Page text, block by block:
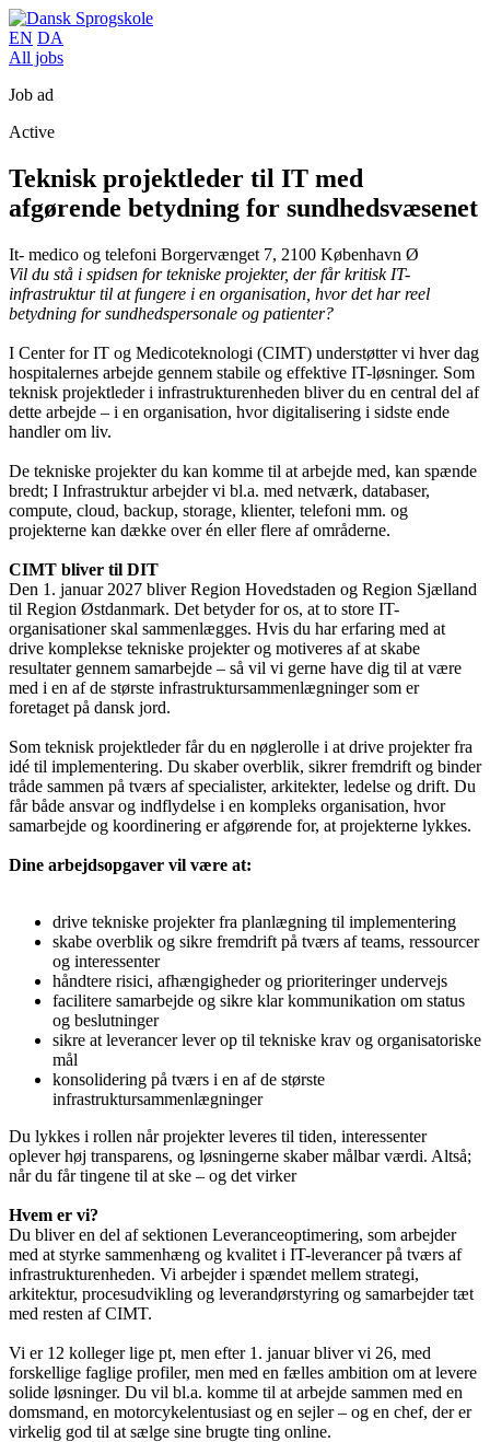
EN DA
All jobs
Job ad
Active
Teknisk projektleder til IT med
afgørende betydning for sundhedsvæsenet
It- medico og telefoni Borgervænget 7, 2100 København Ø
Vil du stå i spidsen for tekniske projekter, der får kritisk IT-
infrastruktur til at fungere i en organisation, hvor det har reel
betydning for sundhedspersonale og patienter?
I Center for IT og Medicoteknologi (CIMT) understøtter vi hver dag
hospitalernes arbejde gennem stabile og effektive IT-løsninger. Som
teknisk projektleder i infrastrukturenheden bliver du en central del af
dette arbejde – i en organisation, hvor digitalisering i sidste ende
handler om liv.
De tekniske projekter du kan komme til at arbejde med, kan spænde
bredt; I Infrastruktur arbejder vi bl.a. med netværk, databaser,
compute, cloud, backup, storage, klienter, telefoni mm. og
projekterne kan dække over én eller flere af områderne.
CIMT bliver til DIT
Den 1. januar 2027 bliver Region Hovedstaden og Region Sjælland
til Region Østdanmark. Det betyder for os, at to store IT-
organisationer skal sammenlægges. Hvis du har erfaring med at
drive komplekse tekniske projekter og motiveres af at skabe
resultater gennem samarbejde – så vil vi gerne have dig til at være
med i en af de største infrastruktursammenlægninger som er
foretaget på dansk jord.
Som teknisk projektleder får du en nøglerolle i at drive projekter fra
idé til implementering. Du skaber overblik, sikrer fremdrift og binder
tråde sammen på tværs af specialister, arkitekter, ledelse og drift. Du
får både ansvar og indflydelse i en kompleks organisation, hvor
samarbejde og koordinering er afgørende for, at projekterne lykkes.
Dine arbejdsopgaver vil være at:
drive tekniske projekter fra planlægning til implementering
skabe overblik og sikre fremdrift på tværs af teams, ressourcer
og interessenter
håndtere risici, afhængigheder og prioriteringer undervejs
facilitere samarbejde og sikre klar kommunikation om status
og beslutninger
sikre at leverancer lever op til tekniske krav og organisatoriske
mål
konsolidering på tværs i en af de største
infrastruktursammenlægninger
Du lykkes i rollen når projekter leveres til tiden, interessenter
oplever høj transparens, og løsningerne skaber målbar værdi. Altså;
når du får tingene til at ske – og det virker
Hvem er vi?
Du bliver en del af sektionen Leveranceoptimering, som arbejder
med at styrke sammenhæng og kvalitet i IT-leverancer på tværs af
infrastrukturenheden. Vi arbejder i spændet mellem strategi,
arkitektur, procesudvikling og leverandørstyring og samarbejder tæt
med resten af CIMT.
Vi er 12 kolleger lige pt, men efter 1. januar bliver vi 26, med
forskellige faglige profiler, men med en fælles ambition om at levere
solide løsninger. Du vil bl.a. komme til at arbejde sammen med en
domsmand, en motorcykelentusiast og en sejler – og en chef, der er
virkelig god til at sælge sine brugte ting online.